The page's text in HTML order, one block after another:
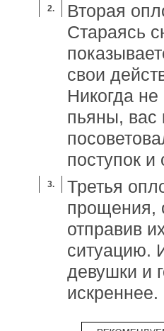
Вторая
Стараясь
свои
Никогда
пьяны, вас
поступок и
Третья
прощения,
отправив
ситуацию.
девушки и
искреннее.